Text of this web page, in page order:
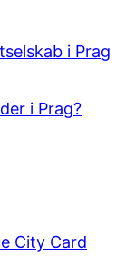
i Prag
i Prag?
City Card